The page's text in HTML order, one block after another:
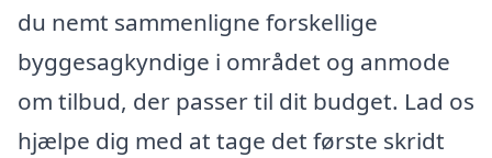
du nemt sammenligne forskellige
byggesagkyndige i området og anmode
om tilbud, der passer til dit budget. Lad os
hjælpe dig med at tage det første skridt